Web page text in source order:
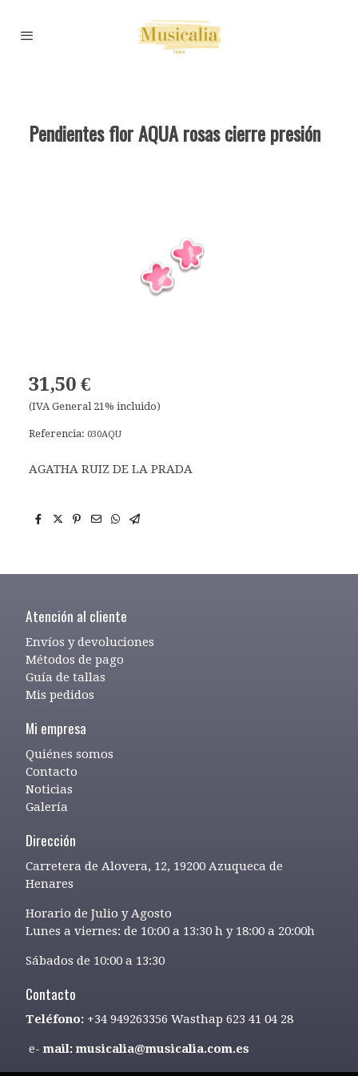
Pendientes flor AQUA rosas cierre presión
31,50 €
(IVA General 21% incluido)
Referencia: 030AQU
AGATHA RUIZ DE LA PRADA
Atención al cliente
Envíos y devoluciones
Métodos de pago
Guía de tallas
Mis pedidos
Mi empresa
Quiénes somos
Contacto
Noticias
Galería
Dirección
Carretera de Alovera, 12, 19200 Azuqueca de
Henares
Horario de Julio y Agosto
Lunes a viernes: de 10:00 a 13:30 h y 18:00 a 20:00h
Sábados de 10:00 a 13:30
Contacto
Teléfono: +34 949263356 Wasthap 623 41 04 28
e-mail: musicalia@musicalia.com.es